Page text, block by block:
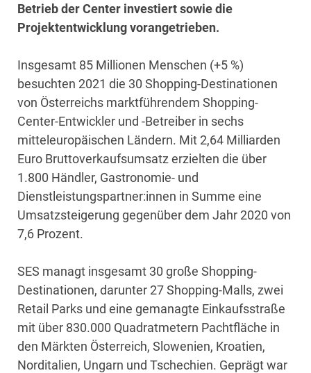
Betrieb der Center investiert sowie die
Projektentwicklung vorangetrieben.
Insgesamt 85 Millionen Menschen (+5 %)
besuchten 2021 die 30 Shopping-Destinationen
von Österreichs marktführendem Shopping-
Center-Entwickler und -Betreiber in sechs
mitteleuropäischen Ländern. Mit 2,64 Milliarden
Euro Bruttoverkaufsumsatz erzielten die über
1.800 Händler, Gastronomie- und
Dienstleistungspartner:innen in Summe eine
Umsatzsteigerung gegenüber dem Jahr 2020 von
7,6 Prozent.
SES managt insgesamt 30 große Shopping-
Destinationen, darunter 27 Shopping-Malls, zwei
Retail Parks und eine gemanagte Einkaufsstraße
mit über 830.000 Quadratmetern Pachtfläche in
den Märkten Österreich, Slowenien, Kroatien,
Norditalien, Ungarn und Tschechien. Geprägt war